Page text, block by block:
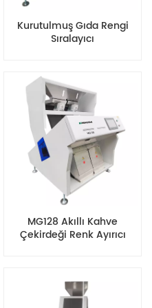
Kurutulmuş Gıda Rengi
Sıralayıcı
MG128 Akıllı Kahve
Çekirdeği Renk Ayırıcı